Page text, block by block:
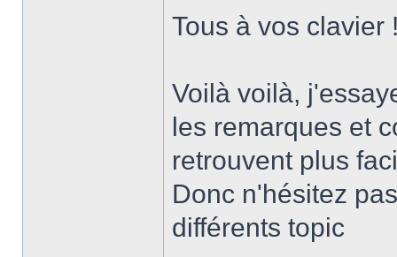
Tous à vos clavier
Voilà voilà,
les remarques et
retrouvent plus
Donc n'hésitez
différents topic